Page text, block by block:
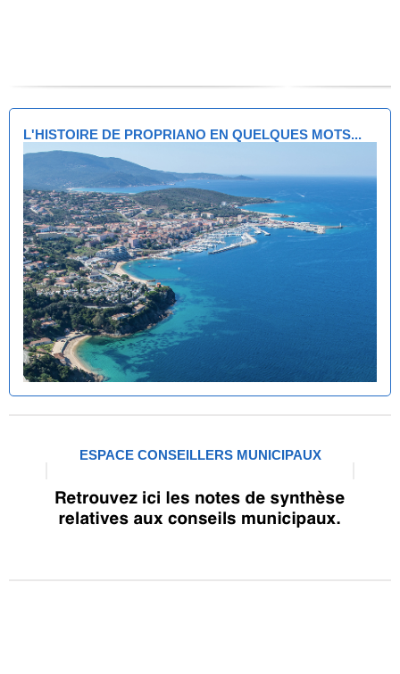
L'HISTOIRE DE PROPRIANO EN QUELQUES MOTS...
ESPACE CONSEILLERS MUNICIPAUX